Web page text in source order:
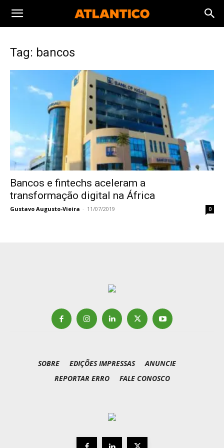
Tag: bancos
Bancos e fintechs aceleram a
transformação digital na África
Gustavo Augusto-Vieira - 11/07/2019 0
SOBRE EDIÇÕES IMPRESSAS
ANUNCIE
REPORTAR ERRO
FALE CONOSCO